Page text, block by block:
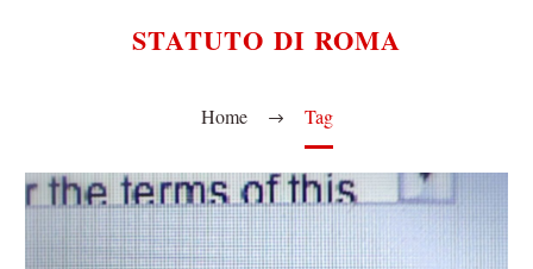
STATUTO DI ROMA
Home Tag